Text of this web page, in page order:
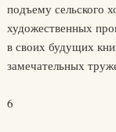
подъему сельского
художественных
в своих будущих
замечательных
6